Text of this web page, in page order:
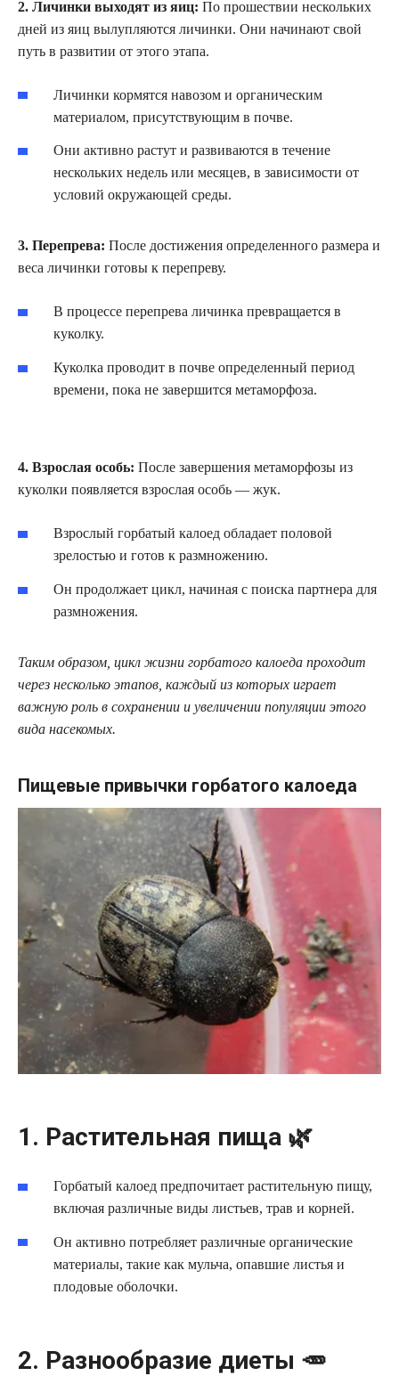
2. Личинки выходят из яиц: По прошествии нескольких
дней из яиц вылупляются личинки. Они начинают свой
путь в развитии от этого этапа.
Личинки кормятся навозом и органическим
материалом, присутствующим в почве.
Они активно растут и развиваются в течение
нескольких недель или месяцев, в зависимости от
условий окружающей среды.
3. Перепрева: После достижения определенного размера и
веса личинки готовы к перепреву.
В процессе перепрева личинка превращается в
куколку.
Куколка проводит в почве определенный период
времени, пока не завершится метаморфоза.
4. Взрослая особь: После завершения метаморфозы из
куколки появляется взрослая особь — жук.
Взрослый горбатый калоед обладает половой
зрелостью и готов к размножению.
Он продолжает цикл, начиная с поиска партнера для
размножения.
Таким образом, цикл жизни горбатого калоеда проходит
через несколько этапов, каждый из которых играет
важную роль в сохранении и увеличении популяции этого
вида насекомых.
Пищевые привычки горбатого калоеда
1. Растительная пища 🌿
Горбатый калоед предпочитает растительную пищу,
включая различные виды листьев, трав и корней.
Он активно потребляет различные органические
материалы, такие как мульча, опавшие листья и
плодовые оболочки.
2. Разнообразие диеты 🥕